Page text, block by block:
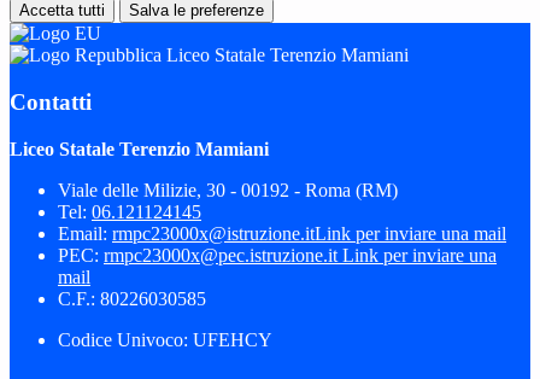
Accetta tutti Salva le preferenze
Liceo Statale Terenzio Mamiani
Contatti
Liceo Statale Terenzio Mamiani
Viale delle Milizie, 30 - 00192 - Roma (RM)
Tel: 06.121124145
Email: rmpc23000x@istruzione.itLink per inviare una mail
PEC: rmpc23000x@pec.istruzione.it Link per inviare una
mail
C.F.: 80226030585
Codice Univoco: UFEHCY